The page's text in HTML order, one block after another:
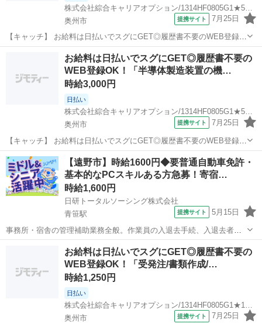
株式会社綜合キャリアオプション/1314HF0805G1★59-S
奥州市
提携サイト 7月25日
【キャッチ】 お給料は日払いでスグにGET◎履歴書不要のWEB登録
OK！「不適合品処理の事務」高時給1400円！金ケ崎周辺！20代～40
代のスタッフが多数活躍中★ 【コメント】 製造のお仕事をお探しの方
必見！ 「経験ない...
一般事務
お給料は日払いでスグにGET◎履歴書不要の
WEB登録OK！「半導体製造装置の機…
時給3,000円
日払い
株式会社綜合キャリアオプション/1314HF0805G1★52-S
奥州市
提携サイト 7月25日
【キャッチ】 お給料は日払いでスグにGET◎履歴書不要のWEB登録
OK！「半導体製造装置の機械設計/開発」高時給3000円！金ケ崎周
辺！20代～40代のスタッフが多数活躍中★ 【コメント】 弊社なら事
前の職場見学が多数！お...
岩手 奥州市 一般事務
【遠野市】時給1600円◆要普通自動車免許・
基本的なPCスキルある方急募！寄宿…
時給1,600円
日研トータルソーシング株式会社
青笹駅
提携サイト 5月15日
事務所・宿舎の管理補助業務全般。作業員の入退去手続、入退去者の
荷物搬入、郵便物の管理、書類整理、事務備品発注・購入・買い出
し・お使い、備品・駐車場の管理。 派遣社員 社会保険完備、有給休暇
制度有、通勤交通費支給、寮完備、...
青笹駅 一般事務
お給料は日払いでスグにGET◎履歴書不要の
WEB登録OK！「受発注/書類作成/…
時給1,250円
日払い
奥州市
提携サイト 7月25日